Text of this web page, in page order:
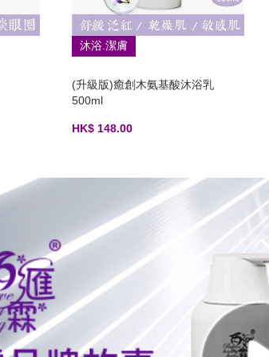
沐浴.潔膚
(升級版)癒創木氨基酸沐浴乳
500ml
HK$ 148.00